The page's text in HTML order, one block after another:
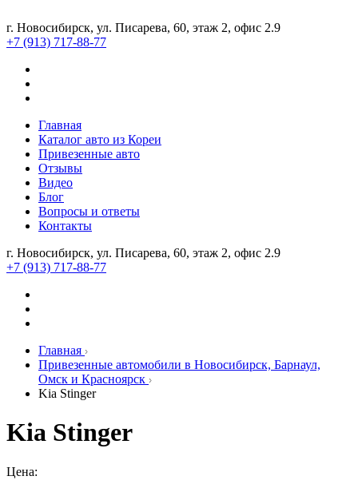
г. Новосибирск, ул. Писарева, 60, этаж 2, офис 2.9
+7 (913) 717-88-77
Главная
Каталог авто из Кореи
Привезенные авто
Отзывы
Видео
Блог
Вопросы и ответы
Контакты
г. Новосибирск, ул. Писарева, 60, этаж 2, офис 2.9
+7 (913) 717-88-77
Главная
Привезенные автомобили в Новосибирск, Барнаул,
Омск и Красноярск
Kia Stinger
Kia Stinger
Цена: